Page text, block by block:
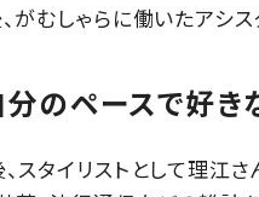
がむしゃらに働いたアシ
分のペースで好
スタイリストとして理江